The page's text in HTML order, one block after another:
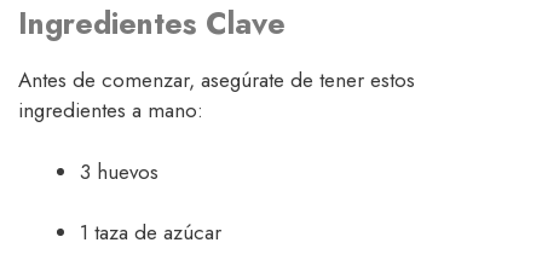
Ingredientes Clave
Antes de comenzar, asegúrate de tener estos
ingredientes a mano:
3 huevos
1 taza de azúcar